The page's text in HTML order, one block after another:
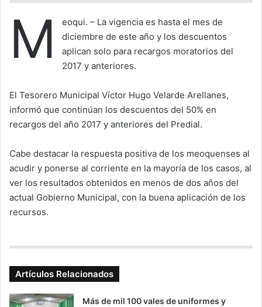
M
eoqui. – La vigencia es hasta el mes de
diciembre de este año y los descuentos
aplican solo para recargos moratorios del
2017 y anteriores.
El Tesorero Municipal Víctor Hugo Velarde Arellanes,
informó que continúan los descuentos del 50% en
recargos del año 2017 y anteriores del Predial.
Cabe destacar la respuesta positiva de los meoquenses al
acudir y ponerse al corriente en la mayoría de los casos, al
ver los resultados obtenidos en menos de dos años del
actual Gobierno Municipal, con la buena aplicación de los
recursos.
Artículos Relacionados
Más de mil 100 vales de uniformes y